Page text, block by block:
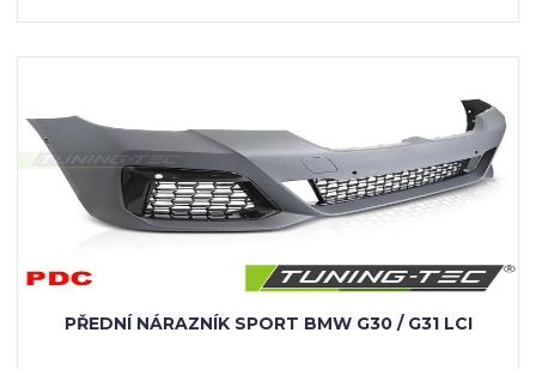
PŘEDNÍ NÁRAZNÍK SPORT BMW G30 / G31 LCI